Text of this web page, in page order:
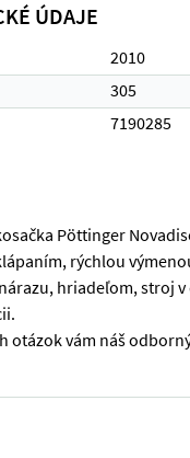
ÚDAJE
2010
305
7190285
Pöttinger
rýchlou
hriadeľom, stroj v
otázok vám náš
Pöttinger